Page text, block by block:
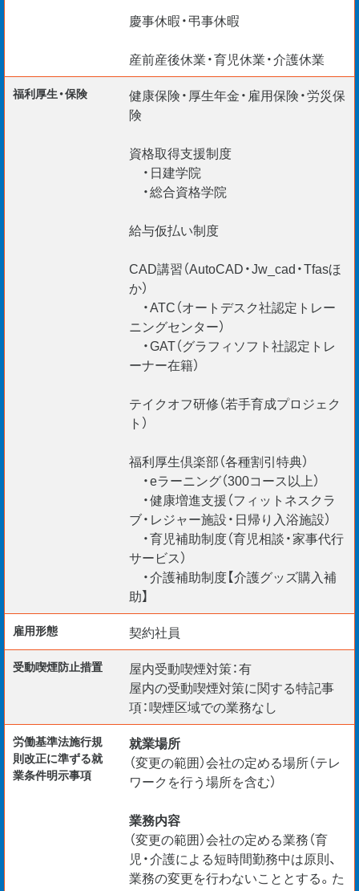
＊リモート面談 随時実施中
＊60代ベテランエンジニア多数
＊給与仮払い制度あり
＊定年後の働き方を応援！
慶事休暇・弔事休暇
産前産後休業・育児休業・介護休業
福利厚生・保険
健康保険・厚生年金・雇用保険・労災保
険
資格取得支援制度
・日建学院
・総合資格学院
給与仮払い制度
CAD講習（AutoCAD・Jw_cad・Tfasほ
か）
・ATC（オートデスク社認定トレー
ニングセンター）
・GAT（グラフィソフト社認定トレ
ーナー在籍）
テイクオフ研修（若手育成プロジェク
ト）
福利厚生倶楽部（各種割引特典）
・eラーニング（300コース以上）
・健康増進支援（フィットネスクラ
ブ・レジャー施設・日帰り入浴施設）
・育児補助制度（育児相談・家事代行
サービス）
・介護補助制度【介護グッズ購入補
助】
雇用形態 契約社員
受動喫煙防⽌措置
屋内受動喫煙対策：有
屋内の受動喫煙対策に関する特記事
項：喫煙区域での業務なし
労働基準法施行規
則改正に準ずる就
業条件明示事項
就業場所
（変更の範囲）会社の定める場所（テレ
ワークを行う場所を含む）
業務内容
（変更の範囲）会社の定める業務（育
児・介護による短時間勤務中は原則、
業務の変更を行わないこととする。た